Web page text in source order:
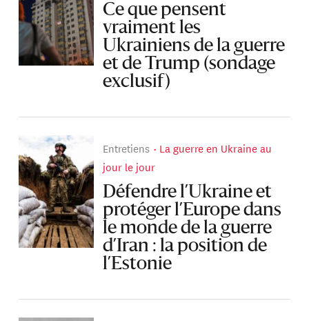
Ce que pensent
vraiment les
Ukrainiens de la guerre
et de Trump (sondage
exclusif)
Entretiens
La guerre en Ukraine au
jour le jour
Défendre l’Ukraine et
protéger l’Europe dans
le monde de la guerre
d’Iran : la position de
l’Estonie